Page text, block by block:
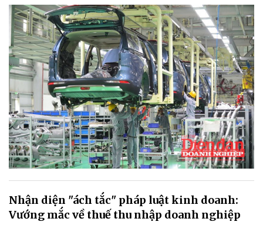
Nhận diện "ách tắc" pháp luật kinh doanh:
Vướng mắc về thuế thu nhập doanh nghiệp